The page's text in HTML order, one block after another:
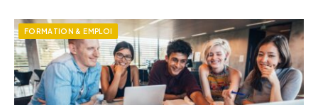
FORMATION & EMPLOI